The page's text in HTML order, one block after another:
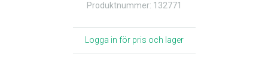
Produktnummer: 132771
Logga in för pris och lager